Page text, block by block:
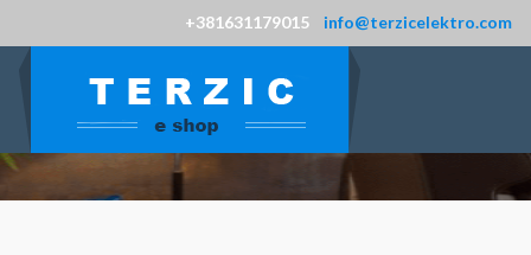
+381631179015 info@terzicelektro.com